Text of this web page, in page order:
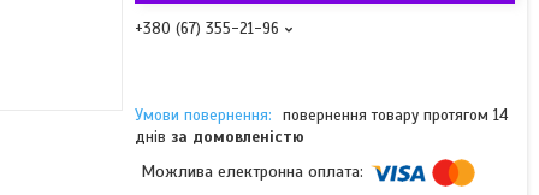
+380 (67) 355-21-96
повернення товару протягом 14
днів за домовленістю